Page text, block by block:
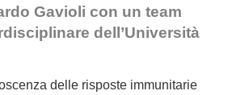
Gavioli con un team
dell’Università
delle risposte immunitarie